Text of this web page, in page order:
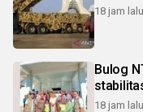
18 jam lalu
Bulog
18 jam lalu